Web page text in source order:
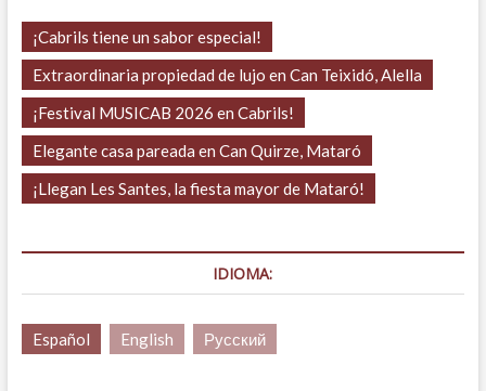
¡Cabrils tiene un sabor especial!
Extraordinaria propiedad de lujo en Can Teixidó, Alella
¡Festival MUSICAB 2026 en Cabrils!
Elegante casa pareada en Can Quirze, Mataró
¡Llegan Les Santes, la fiesta mayor de Mataró!
IDIOMA:
Español English Русский